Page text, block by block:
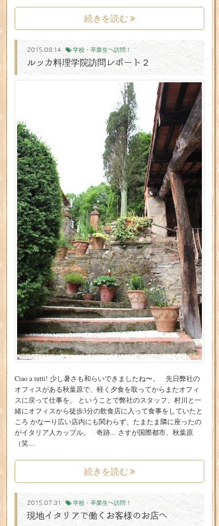
続きを読む
2015.08.14 学校・卒業生へ訪問！
ルッカ料理学院訪問レポート２
Ciao a tutti! 少し暑さも和らいできましたね〜。 先日弊社の
オフィスがある秋葉原で、軽く夕食を取ってからまたオフィ
スに戻って仕事を、 ということで弊社のスタッフ、村川と一
緒にオフィスから徒歩3分の飲食店に入って食事をしていたと
ころ かなーり広い店内にも関わらず、たまたま隣に座ったの
がイタリア人カップル。 奇跡... さすが国際都市、秋葉原
（笑…
続きを読む
2015.07.31 学校・卒業生へ訪問！
現地イタリアで働くお客様のお店へ